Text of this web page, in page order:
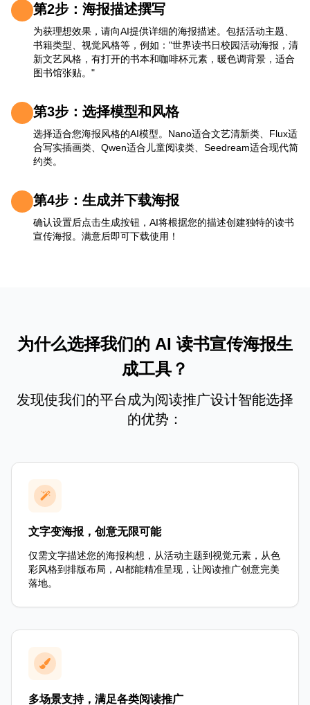
第2步：海报描述撰写
为获理想效果，请向AI提供详细的海报描述。包括活动主题、
书籍类型、视觉风格等，例如："世界读书日校园活动海报，清
新文艺风格，有打开的书本和咖啡杯元素，暖色调背景，适合
图书馆张贴。"
第3步：选择模型和风格
选择适合您海报风格的AI模型。Nano适合文艺清新类、Flux适
合写实插画类、Qwen适合儿童阅读类、Seedream适合现代简
约类。
第4步：生成并下载海报
确认设置后点击生成按钮，AI将根据您的描述创建独特的读书
宣传海报。满意后即可下载使用！
为什么选择我们的 AI 读书宣传海报生
成工具？
发现使我们的平台成为阅读推广设计智能选择
的优势：
文字变海报，创意无限可能
仅需文字描述您的海报构想，从活动主题到视觉元素，从色
彩风格到排版布局，AI都能精准呈现，让阅读推广创意完美
落地。
多场景支持，满足各类阅读推广